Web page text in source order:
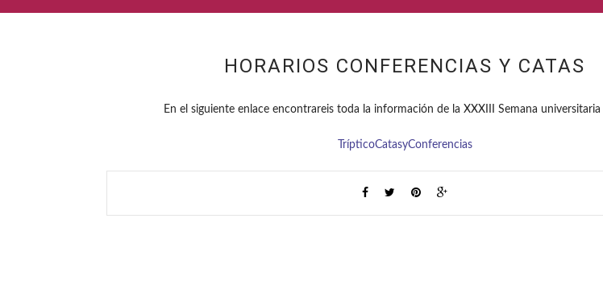
HORARIOS CONFERENCIAS Y CATAS
En el siguiente enlace encontrareis toda la información de la XXXIII Semana universitaria
TrípticoCatasyConferencias